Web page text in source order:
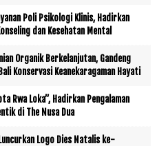
Poli Psikologi Klinis, Hadirkan
dan Kesehatan Mental
Organik Berkelanjutan, Gandeng
Konservasi Keanekaragaman Hayati
Rwa Loka”, Hadirkan Pengalaman
di The Nusa Dua
Logo Dies Natalis ke-